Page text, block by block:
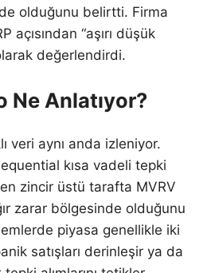
olduğunu belirtti. Firma
açısından “aşırı düşük
değerlendirdi.
Ne Anlatıyor?
veri aynı anda izleniyor.
kısa vadeli tepki
zincir üstü tarafta MVRV
zarar bölgesinde olduğunu
piyasa genellikle iki
satışları derinleşir ya da